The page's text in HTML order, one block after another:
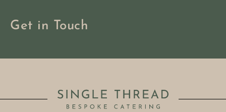
Get in Touch